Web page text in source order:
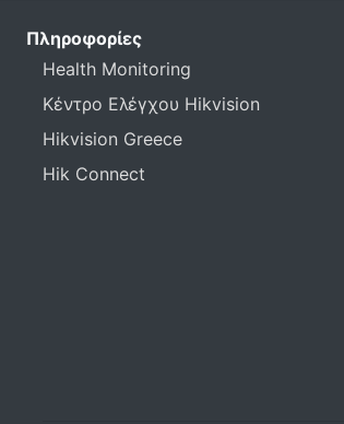
Πληροφορίες
Health Monitoring
Κέντρο Ελέγχου Hikvision
Hikvision Greece
Hik Connect